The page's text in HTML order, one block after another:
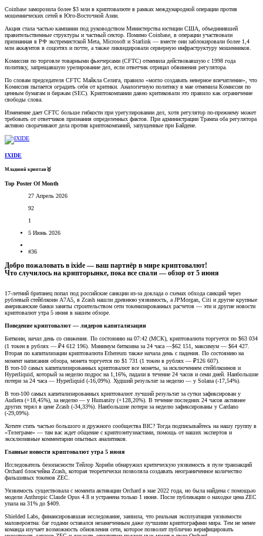
Coinbase заморозила более $3 млн в криптовалюте в рамках международной операции против
мошеннических сетей в Юго-Восточной Азии.
Акция стала частью кампании под руководством Министерства юстиции США, объединившей
правительственные структуры и частный сектор. Помимо Coinbase, в операции участвовали
признанная в РФ экстремистской Meta, Microsoft и Starlink — вместе они заблокировали более 1,4
млн аккаунтов в соцсетях и почте, а также ликвидировали серверную инфраструктуру мошенников.
Комиссия по торговле товарными фьючерсами (CFTC) отменила действовавшую с 1998 года
политику, запрещавшую урелирование дел, если ответчик отрицал обвинения регулятора.
По словам председателя CFTC Майкла Селига, правило «могло создавать неверное впечатление», что
Комиссия пытается оградить себя от критики. Аналогичную политику в мае отменила Комиссия по
ценным бумагам и биржам (SEC). Криптокомпании давно критиковали это правило как ограничение
свободы слова.
Изменение дает CFTC больше гибкости при урегулировании дел, хотя регулятор по-прежнему может
требовать от ответчиков признания определенных фактов. При администрации Трампа оба регулятора
активно сворачивают дела против криптокомпаний, запущенные при Байдене.
IXIDE
Младший криптан🥇
Top Poster Of Month
27 Апрель 2026
92
1
5 Июнь 2026
#36
Добро пожаловать в ixide — ваш партнёр в мире криптовалют!
Что случилось на крипторынке, пока все спали — обзор от 5 июня
17-летний британец попал под российские санкции из-за доклада о схемах обхода санкций через
рублевый стейблкоин А7А5, в Zcash нашли древнюю уязвимость, а JPMorgan, Citi и другие крупные
американские банки заняты строительством сети токенизированных расчетов — эти и другие новости
криптовалют утра 5 июня в нашем обзоре.
Поведение криптовалют — лидеров капитализации
Биткоин, начал день со снижения. По состоянию на 07:42 (МСК), криптовалюта торгуется по $63 034
(1 токен в рублях — ₽4 612 196). Минимум биткоина за 24 часа —$62 151, максимум — $64 427.
Вторая по капитализации криптовалюта Ethereum также начала день с падения. По состоянию на
момент написания обзора, монета торгуется по $1 731 (1 токен в рублях — ₽126 607).
В топ-10 самых капитализированных криптовалют все монеты, за исключением стейблкоинов и
Hyperliquid, который за неделю подрос на 1,16%, падали в течение 24 часов и семи дней. Наибольшие
потери за 24 часа — Hyperliquid (-16,09%). Худший результат за неделю — у Solana (-17,54%).
В топ-100 самых капитализированных криптовалют лучший результат за сутки зафиксирован у
Audiera (+18,45%), за неделю — у Humanity (+128,20%). В течение последних 24 часов активнее
других терял в цене Zcash (-34,33%). Наибольшие потери за неделю зафиксированы у Cardano
(-29,09%).
Хотите стать частью большого и дружного сообщества BIC? Тогда подписывайтесь на нашу группу в
«Телеграме» — там вас ждет общение с криптоэнтузиастами, помощь от наших экспертов и
эксклюзивные комментарии опытных аналитиков.
Главные новости криптовалют утра 5 июня
Исследователь безопасности Тейлор Хорнби обнаружил критическую уязвимость в пуле транзакций
Orchard блокчейна Zcash, которая теоретически позволяла создавать неограниченное количество
фальшивых токенов ZEC.
Уязвимость существовала с момента активации Orchard в мае 2022 года, но была найдена с помощью
модели Anthropic Claude Opus 4.8 и устранена только 1 июня. После публикации о находке цена ZEC
упала на 31% до $409.
Shielded Labs, финансировавшая исследование, заявила, что реальная эксплуатация уязвимости
маловероятна: баг годами оставался незамеченным даже лучшими криптографами мира. Тем не менее
команда изучает возможность обновления сети, которое позволит публично верифицировать